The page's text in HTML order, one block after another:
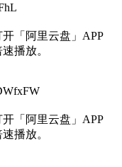
「阿里云盘」APP
播放。
「阿里云盘」APP
播放。